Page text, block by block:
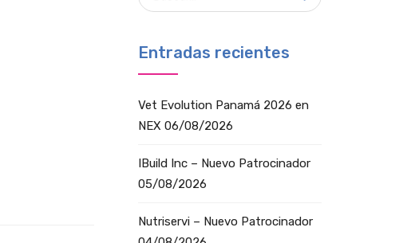
Entradas recientes
Vet Evolution Panamá 2026 en
NEX 06/08/2026
IBuild Inc – Nuevo Patrocinador
05/08/2026
Nutriservi – Nuevo Patrocinador